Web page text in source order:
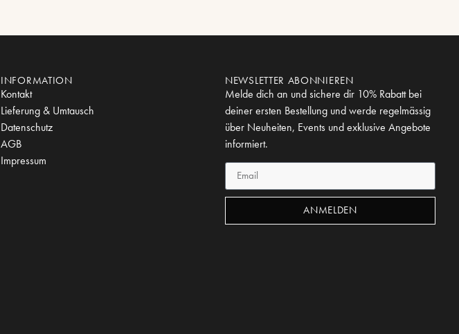
INFORMATION
Kontakt
Lieferung & Umtausch
Datenschutz
AGB
Impressum
NEWSLETTER ABONNIEREN
Melde dich an und sichere dir 10% Rabatt bei
deiner ersten Bestellung und werde regelmässig
über Neuheiten, Events und exklusive Angebote
informiert.
ANMELDEN